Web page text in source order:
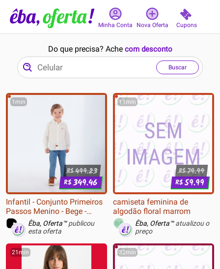
Minha Conta Nova Oferta Cupons
Do que precisa? Ache com desconto
Buscar
1min
R$499.23
R$349.46
Infantil - Conjunto Primeiros
Passos Menino - Bege -
52787-1271Êba, Oferta™publicou
esta oferta
11min
R$79.99
R$59.99
camiseta feminina de
algodão floral marrom
Êba, Oferta™atualizou o
preço
21min 32min